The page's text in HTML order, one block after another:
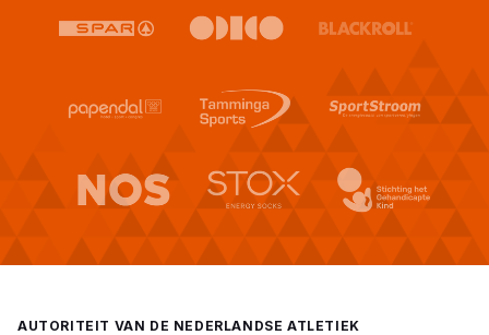
AUTORITEIT VAN DE NEDERLANDSE ATLETIEK